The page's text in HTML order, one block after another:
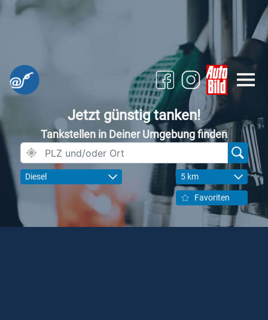
Jetzt günstig tanken!
Tankstellen in Deiner Umgebung finden
Diesel 5 km
Favoriten